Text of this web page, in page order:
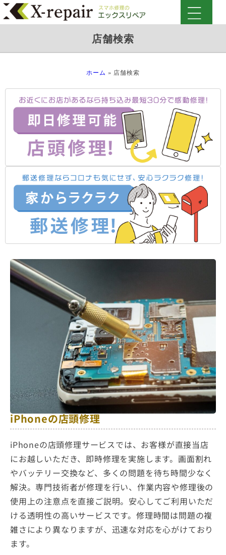
店舗検索
ホーム » 店舗検索
iPhoneの店頭修理
iPhoneの店頭修理サービスでは、お客様が直接当店
にお越しいただき、即時修理を実施します。画面割れ
やバッテリー交換など、多くの問題を待ち時間少なく
解決。専門技術者が修理を行い、作業内容や修理後の
使用上の注意点を直接ご説明。安心してご利用いただ
ける透明性の高いサービスです。修理時間は問題の複
雑さにより異なりますが、迅速な対応を心がけており
ます。